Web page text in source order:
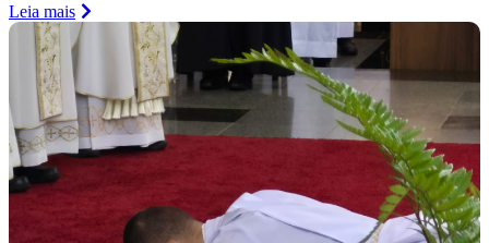
Leia mais